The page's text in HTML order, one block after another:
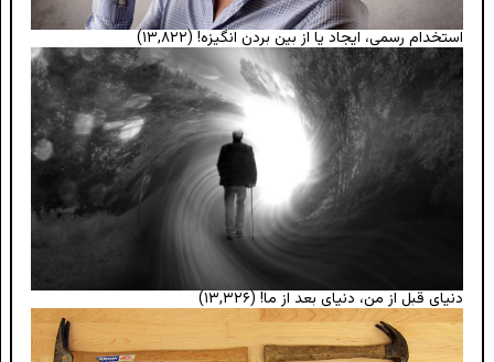
استخدام رسمی، ایجاد یا از بین بردن انگیزه! (۱۳,۸۲۲)
دنیای قبل از من، دنیای بعد از ما!(۱۳,۳۲۶)